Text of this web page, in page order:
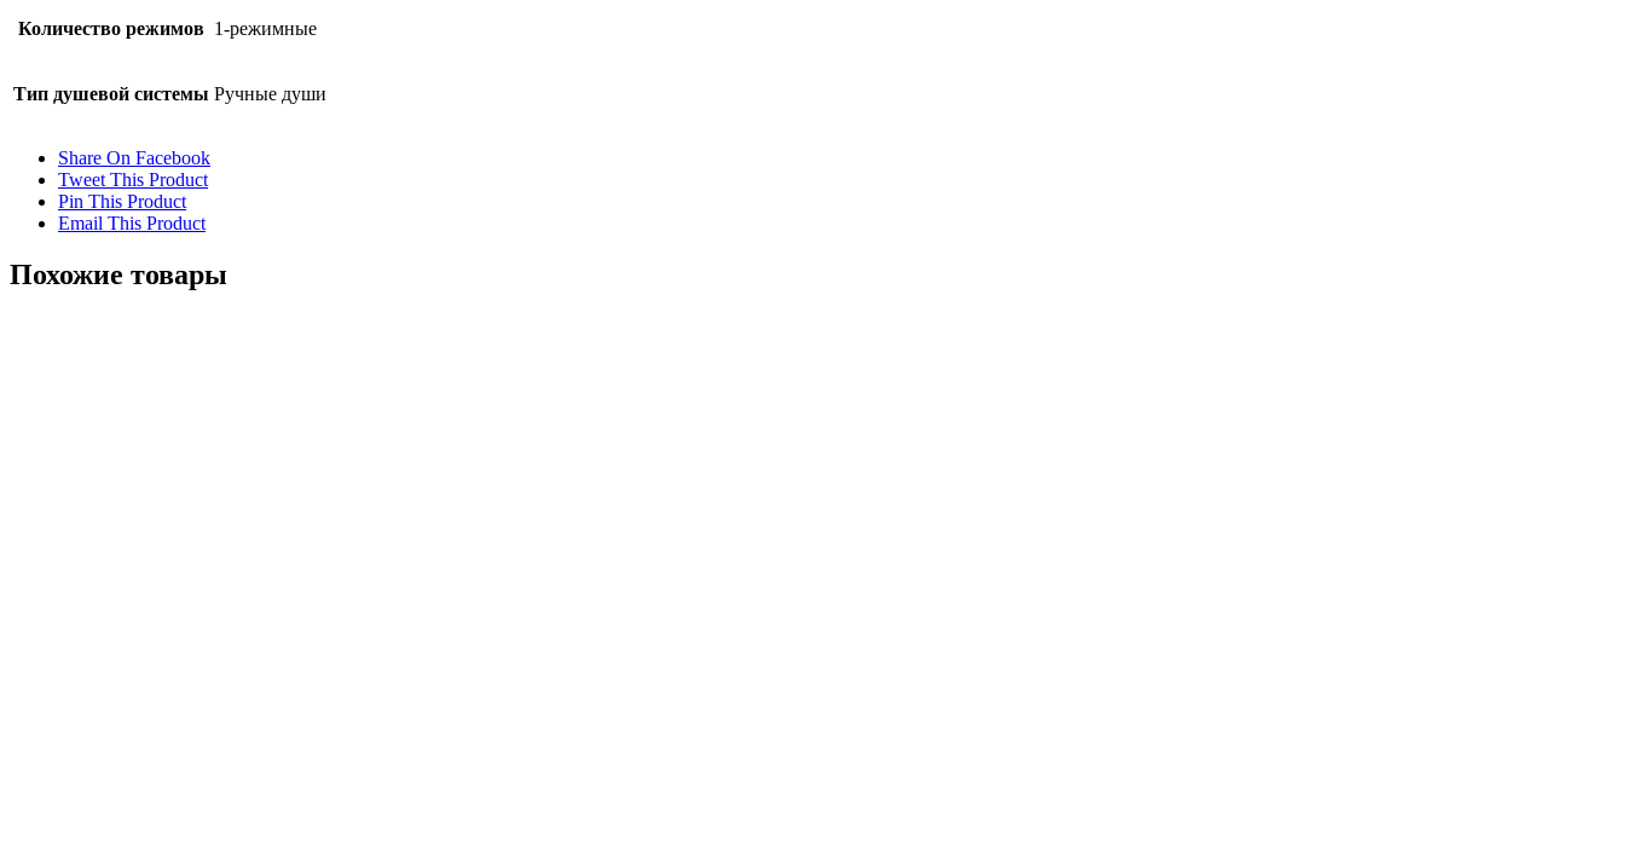
Количество режимов 1-режимные
Тип душевой системы Ручные души
Share On Facebook
Tweet This Product
Pin This Product
Email This Product
Похожие товары